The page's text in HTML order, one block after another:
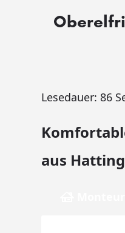
Lesedauer: 86
aus